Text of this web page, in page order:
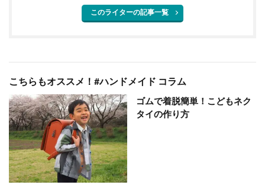
このライターの記事一覧
こちらもオススメ！#ハンドメイド コラム
ゴムで着脱簡単！こどもネク
タイの作り方